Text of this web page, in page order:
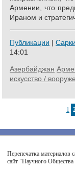
Армении, что
Ираном и
Публикации |
14:01
Азербайджан
искусство /
1
Перепечатка материалов
сайт "Научного